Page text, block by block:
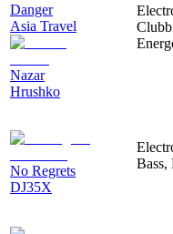
Danger
Asia Travel
Nazar
Hrushko
No Regrets
DJ35X
Bass,